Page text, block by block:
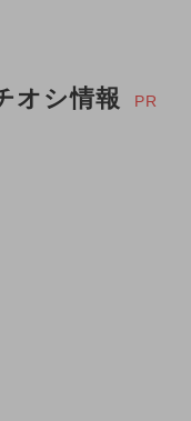
オシ情報 PR